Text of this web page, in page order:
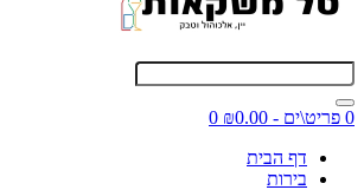
0 פריט\ים - ₪0.00
0
דף הבית
בירות